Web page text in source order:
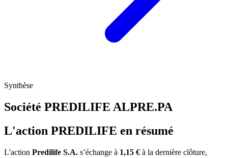
Synthèse
Société PREDILIFE ALPRE.PA
L'action PREDILIFE en résumé
L'action Predilife S.A. s’échange à 1,15 € à la dernière clôture,